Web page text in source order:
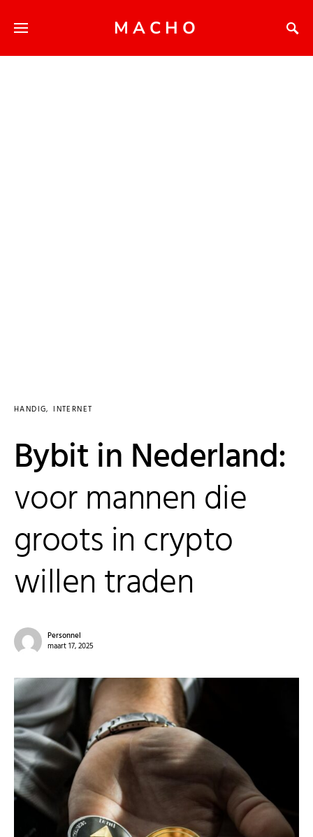
MACHO
HANDIG INTERNET
Bybit in Nederland:
voor mannen die
groots in crypto
willen traden
Personnel
maart 17, 2025